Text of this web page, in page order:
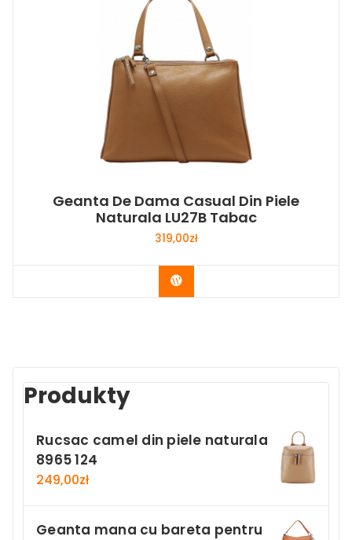
Geanta De Dama Casual Din Piele
Naturala LU27B Tabac
319,00zł
Buy Now
Produkty
Rucsac camel din piele naturala
8965 124
249,00zł
Geanta mana cu bareta pentru